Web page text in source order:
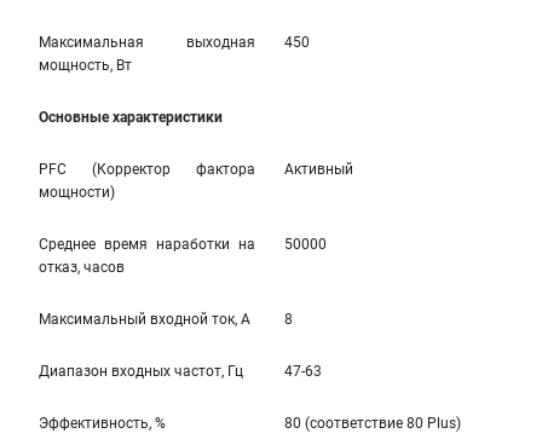
Максимальная выходная
мощность, Вт
450
Основные характеристики
PFC (Корректор фактора
мощности)
Активный
Среднее время наработки на
отказ, часов
50000
Максимальный входной ток, А 8
Диапазон входных частот, Гц 47-63
Эффективность, % 80 (соответствие 80 Plus)